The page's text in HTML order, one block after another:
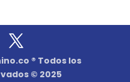
® Todos los
© 2025